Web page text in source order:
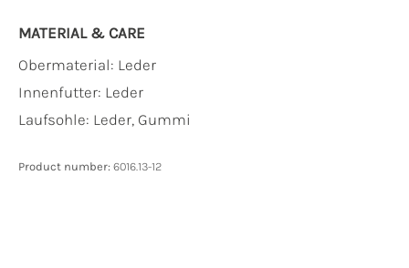
MATERIAL & CARE
Obermaterial: Leder
Innenfutter: Leder
Laufsohle: Leder, Gummi
Product number: 6016.13-12